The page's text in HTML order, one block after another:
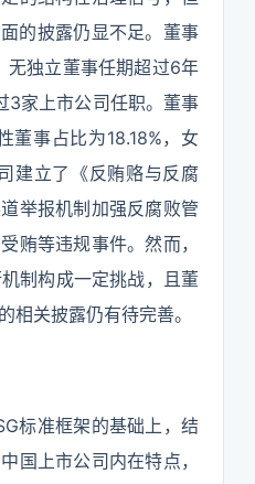
的披露仍显不足。董事
无独立董事任期超过6年
3家上市公司任职。董事
董事占比为18.18%，女
建立了《反贿赂与反腐
举报机制加强反腐败管
贿等违规事件。然而，
制构成一定挑战，且董
相关披露仍有待完善。
标准框架的基础上，结
国上市公司内在特点，